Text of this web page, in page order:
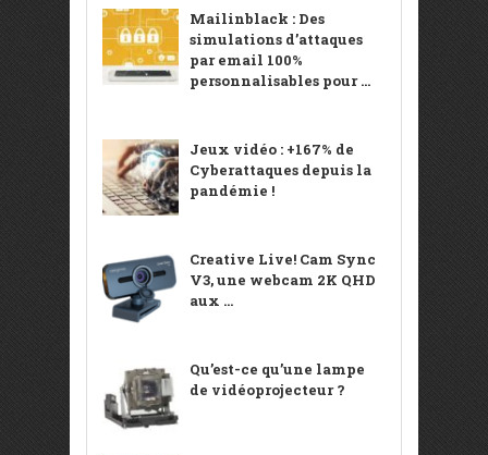
Mailinblack : Des
simulations d’attaques
par email 100%
personnalisables pour ...
Jeux vidéo : +167% de
Cyberattaques depuis la
pandémie !
Creative Live! Cam Sync
V3, une webcam 2K QHD
aux ...
Qu’est-ce qu’une lampe
de vidéoprojecteur ?